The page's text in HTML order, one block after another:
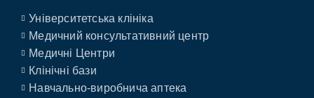
Університетська клініка
Медичний консультативний центр
Медичні Центри
Клінічні бази
Навчально-виробнича аптека